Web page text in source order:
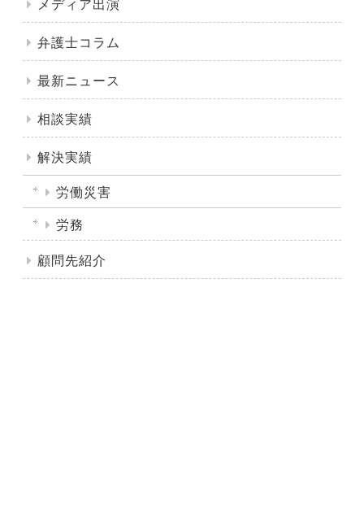
メディア出演
弁護士コラム
最新ニュース
相談実績
解決実績
労働災害
労務
顧問先紹介